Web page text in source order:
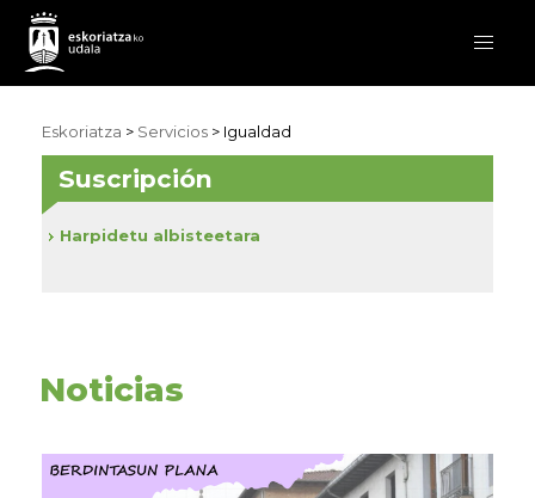
Eskoriatza > Servicios > Igualdad
Noticias
Suscripción
Harpidetu albisteetara